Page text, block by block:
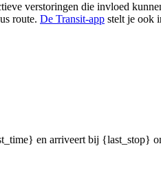
verstoringen die invloed
route. De Transit-app stelt je ook
en arriveert bij {last_stop}